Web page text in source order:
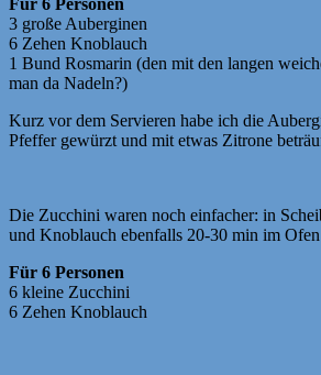
3 große Auberginen
6 Zehen Knoblauch
1 Bund Rosmarin (den mit den langen
man da Nadeln?)
Kurz vor dem Servieren habe ich die
Pfeffer gewürzt und mit etwas Zitrone
Die Zucchini waren noch einfacher: in
und Knoblauch ebenfalls 20-30 min im
Für 6 Personen
6 kleine Zucchini
6 Zehen Knoblauch